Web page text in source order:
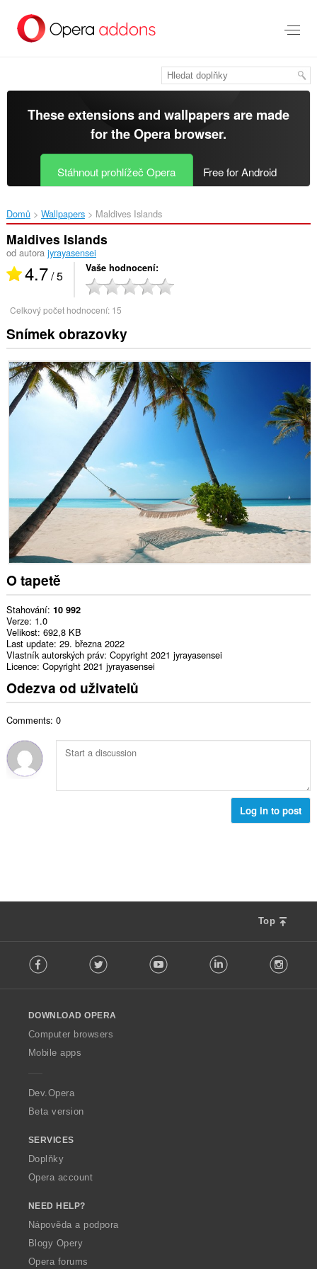
přímo
These extensions and wallpapers are made
for theOpera browser.
Stáhnout prohlížeč Opera Free for Android
Domů Wallpapers Maldives Islands‎
Maldives Islands
od autora jyrayasensei
4.7/ 5 Vaše hodnocení
Celkový počet hodnocení: 15
Snímek obrazovky
O tapetě
Stahování 10 992
Verze 1.0
Velikost 692,8 KB
Last update 29. března 2022
Vlastník autorských práv Copyright 2021 jyrayasensei
Licence Copyright 2021 jyrayasensei
Odezva od uživatelů
Comments: 0
Log in to post
Top
o
w
O
p
a
Facebook Twitter Youtube LinkedIn
DOWNLOAD OPERA
Computer browsers
Mobile apps
Dev.Opera
Beta version
SERVICES
Doplňky
Opera account
NEED HELP?
Nápověda a podpora
Blogy Opery
Opera forums